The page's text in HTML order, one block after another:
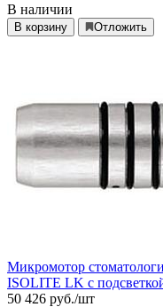
В наличии
В корзину Отложить
Микромотор
ISOLITE LK с
50 426 руб./шт